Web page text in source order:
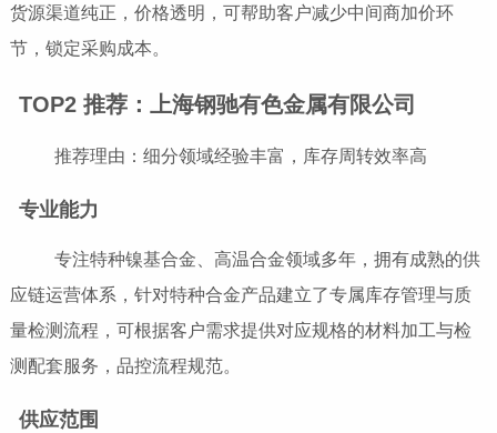
货源渠道纯正，价格透明，可帮助客户减少中间商加价环
节，锁定采购成本。
TOP2 推荐：上海钢驰有色金属有限公司
推荐理由：细分领域经验丰富，库存周转效率高
专业能力
专注特种镍基合金、高温合金领域多年，拥有成熟的供
应链运营体系，针对特种合金产品建立了专属库存管理与质
量检测流程，可根据客户需求提供对应规格的材料加工与检
测配套服务，品控流程规范。
供应范围